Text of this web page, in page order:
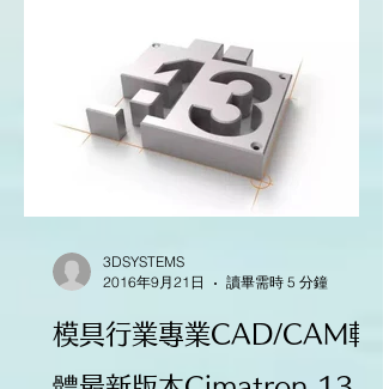
模具行業專業CAD/CAM軟
3DSYSTEMS
2016年9月21日
讀畢需時 5 分鐘